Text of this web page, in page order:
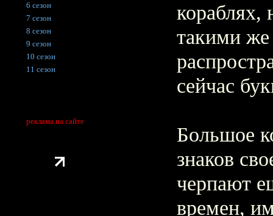
кораблях,
такими
сейчас
Большое
знаков
черпают
времен,
6 сезон
7 сезон
8 сезон
9 сезон
10 сезон
11 сезон
реклама на сайте